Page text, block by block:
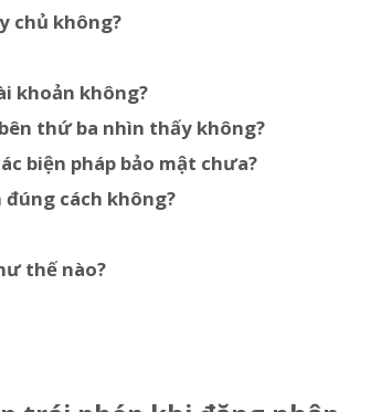
chủ không?
khoản không?
thứ ba nhìn thấy không?
biện pháp bảo mật chưa?
cách không?
thế nào?